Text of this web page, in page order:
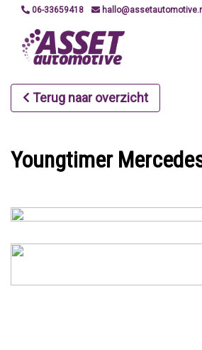
06-33659418
Terug naar overzicht
Youngtimer